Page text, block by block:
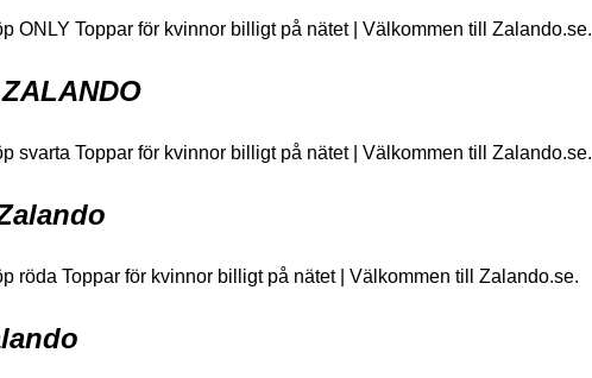
ONLY Toppar för kvinnor billigt på nätet | Välkommen till Zalando.se.
svarta Toppar för kvinnor billigt på nätet | Välkommen till Zalando.se.
röda Toppar för kvinnor billigt på nätet | Välkommen till Zalando.se.